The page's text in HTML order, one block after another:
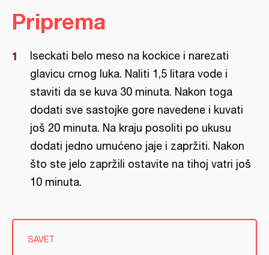
Priprema
Iseckati belo meso na kockice i narezati
glavicu crnog luka. Naliti 1,5 litara vode i
staviti da se kuva 30 minuta. Nakon toga
dodati sve sastojke gore navedene i kuvati
još 20 minuta. Na kraju posoliti po ukusu
dodati jedno umućeno jaje i zapržiti. Nakon
što ste jelo zapržili ostavite na tihoj vatri još
10 minuta.
SAVET